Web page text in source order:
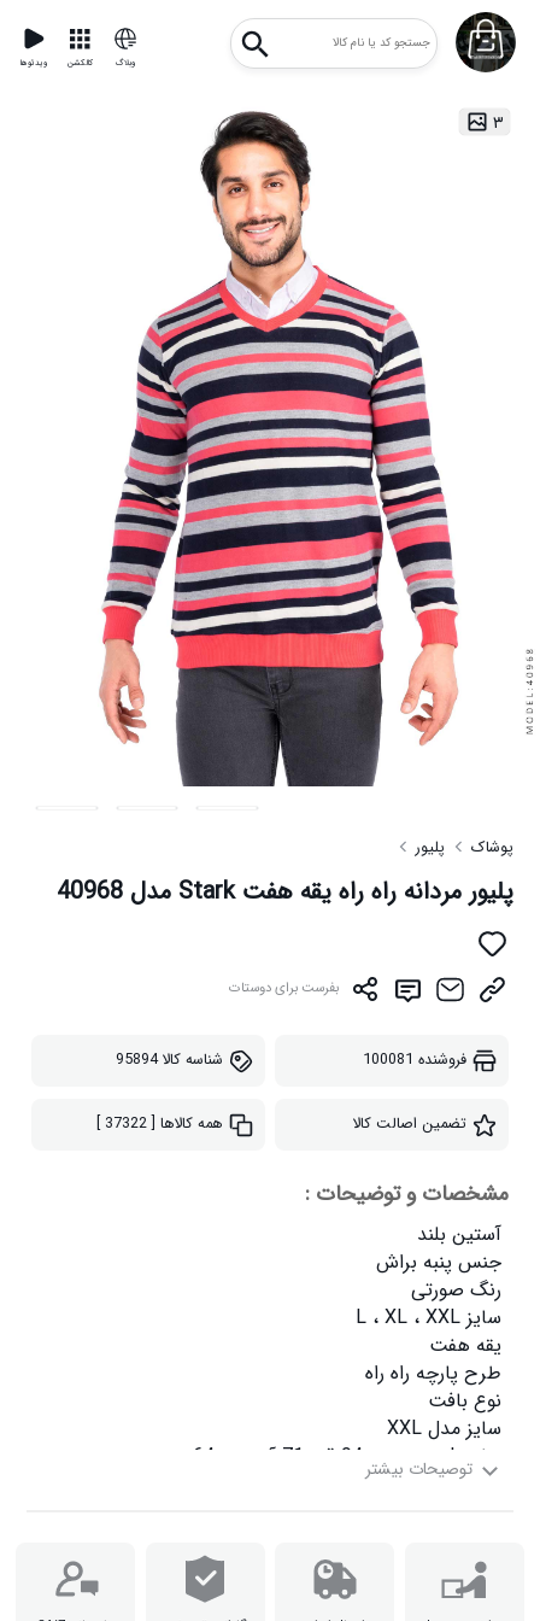
ویدئوها کالکشن وبلاگ
۳
پوشاک پلیور
پلیور مردانه راه راه یقه هفت Stark مدل 40968
بفرست برای دوستات
فروشنده 100081 شناسه کالا95894
تضمین اصالت کالا همه کالاها [ 37322 ]
مشخصات و توضیحات :